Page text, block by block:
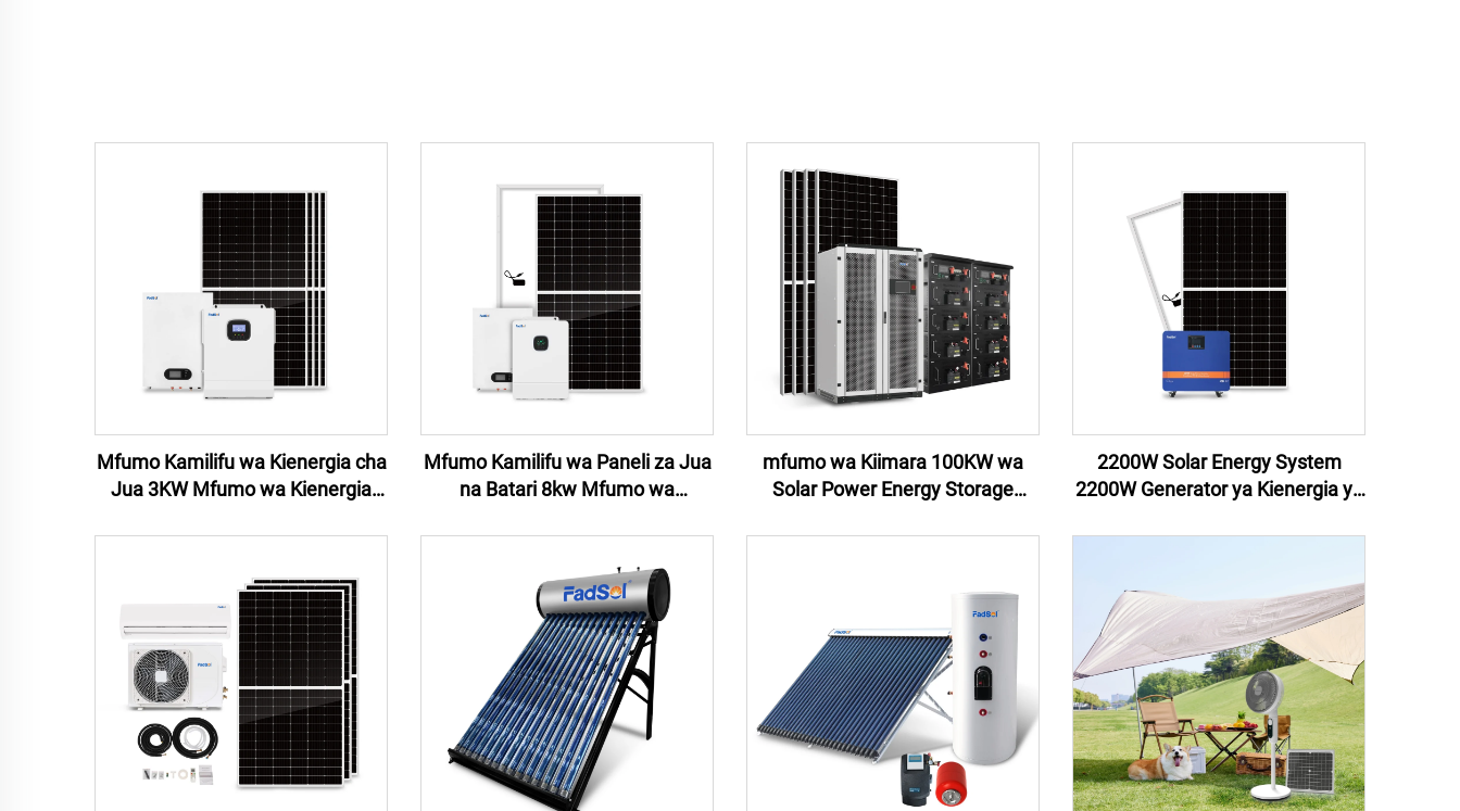
Mfumo Kamilifu wa Kienergia cha
Jua 3KW Mfumo wa Kienergia
Kiungo cha Uzito Kamilifu
Mfumo Kamilifu wa Paneli za Jua
na Batari 8kw Mfumo wa
Uzito 8kw Mfumo wa Kienergia
cha Storage ya Batari ya
Nyumbani 8kw
mfumo wa Kiimara 100KW wa
Solar Power Energy Storage
System kwa Factory Solar Energy
2200W Solar Energy System
2200W Generator ya Kienergia ya
Stations